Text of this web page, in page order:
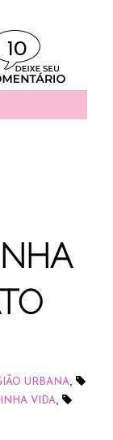
10
URBANA,
VIDA,